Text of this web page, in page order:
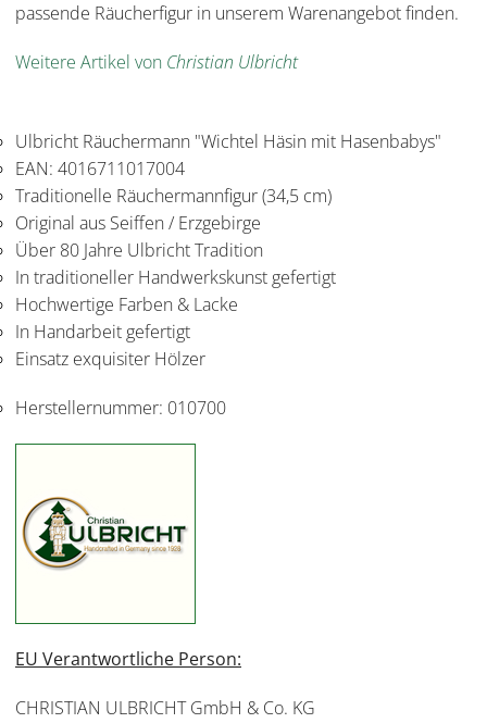
passende Räucherfigur in unserem Warenangebot finden.
Weitere Artikel von Christian Ulbricht
Ulbricht Räuchermann "Wichtel Häsin mit Hasenbabys"
EAN: 4016711017004
Traditionelle Räuchermannfigur (34,5 cm)
Original aus Seiffen / Erzgebirge
Über 80 Jahre Ulbricht Tradition
In traditioneller Handwerkskunst gefertigt
Hochwertige Farben & Lacke
In Handarbeit gefertigt
Einsatz exquisiter Hölzer
Herstellernummer: 010700
EU Verantwortliche Person:
CHRISTIAN ULBRICHT GmbH & Co. KG